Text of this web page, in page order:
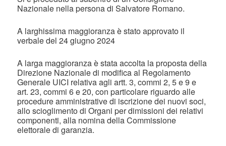
Nazionale nella persona di Salvatore Romano.
A larghissima maggioranza è stato approvato il
verbale del 24 giugno 2024
A larga maggioranza è stata accolta la proposta della
Direzione Nazionale di modifica al Regolamento
Generale UICI relativa agli artt. 3, commi 2, 5 e 9 e
art. 23, commi 6 e 20, con particolare riguardo alle
procedure amministrative di iscrizione dei nuovi soci,
allo scioglimento di Organi per dimissioni dei relativi
componenti, alla nomina della Commissione
elettorale di garanzia.